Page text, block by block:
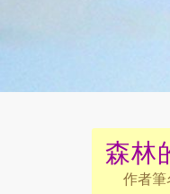
森林
作者筆